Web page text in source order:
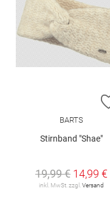
BARTS
Stirnband "Shae"
19,99 € 14,99 €
inkl. MwSt. zzgl. Versand